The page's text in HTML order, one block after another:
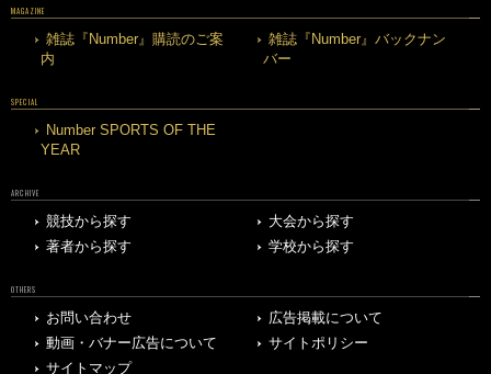
MAGAZINE
雑誌『Number』購読のご案
内
雑誌『Number』バックナン
バー
SPECIAL
Number SPORTS OF THE
YEAR
ARCHIVE
競技から探す
大会から探す
著者から探す
学校から探す
OTHERS
お問い合わせ
広告掲載について
動画・バナー広告について
サイトポリシー
サイトマップ